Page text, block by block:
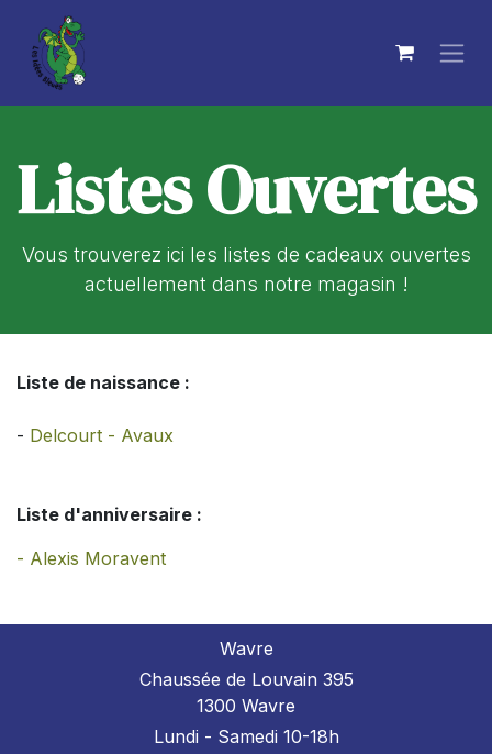
Se rendre au contenu
Listes Ouvertes
Vous trouverez ici les listes de cadeaux ouvertes
actuellement dans notre magasin !
Liste de naissance :
- Delcourt - Avaux
Liste d'anniversaire :
- Alexis Moravent
Wavre
Chaussée de Louvain 395
1300 Wavre
Lundi - Samedi 10-18h